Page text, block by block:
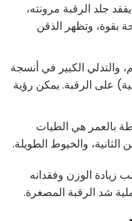
(45-55 سنة)، يفقد جلد الرقبة مرونته،
بقوة، وتظهر الذقن
والتدلي الكبير في أنسجة
على الرقبة. يمكن رؤية
بالعمر هي الطيات
الثانية، والخيوط الطويلة.
الوزن وفقدانه
شد الرقبة المصغرة.